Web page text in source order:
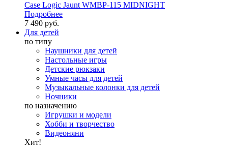
Case Logic Jaunt WMBP-115 MIDNIGHT
Подробнее
7 490 руб.
Для детей
по типу
Наушники для детей
Настольные игры
Детские рюкзаки
Умные часы для детей
Музыкальные колонки для детей
Ночники
по назначению
Игрушки и модели
Хобби и творчество
Видеоняни
Хит!